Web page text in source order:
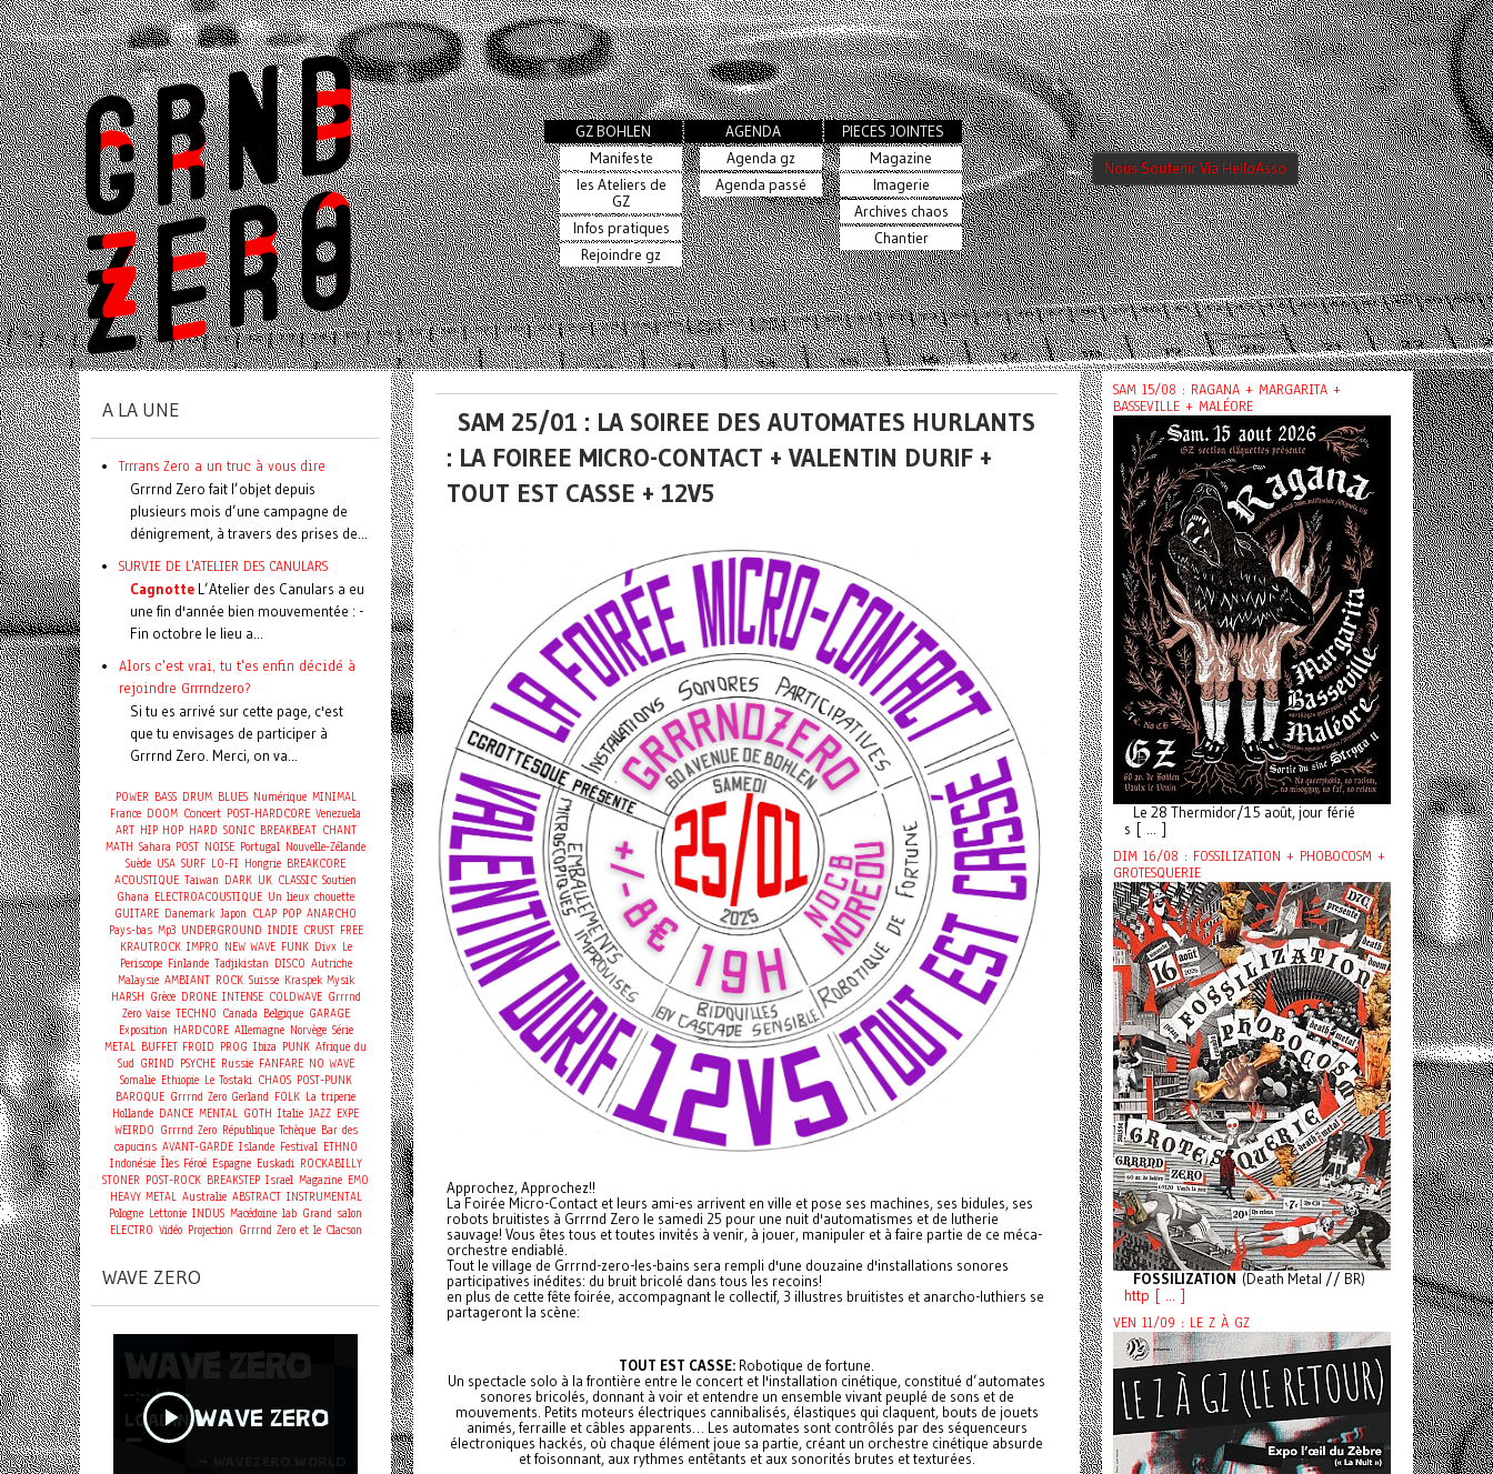
GZ BOHLEN
Manifeste
les Ateliers de
GZ
Infos pratiques
Rejoindre gz
AGENDA
Agenda gz
Agenda passé
PIECES JOINTES
Magazine
Imagerie
Archives chaos
Chantier
Nous Soutenir Via HelloAsso
SAM 25/01 : LA SOIREE DES AUTOMATES HURLANTS
: LA FOIREE MICRO-CONTACT + VALENTIN DURIF +
TOUT EST CASSE + 12V5
Approchez, Approchez!!
La Foirée Micro-Contact et leurs ami-es arrivent en ville et pose ses machines, ses bidules, ses
robots bruitistes à Grrrnd Zero le samedi 25 pour une nuit d'automatismes et de lutherie
sauvage! Vous êtes tous et toutes invités à venir, à jouer, manipuler et à faire partie de ce méca-
orchestre endiablé.
Tout le village de Grrrnd-zero-les-bains sera rempli d'une douzaine d'installations sonores
participatives inédites: du bruit bricolé dans tous les recoins!
en plus de cette fête foirée, accompagnant le collectif, 3 illustres bruitistes et anarcho-luthiers se
partageront la scène:
TOUT EST CASSE: Robotique de fortune.
Un spectacle solo à la frontière entre le concert et l'installation cinétique, constitué d’automates
sonores bricolés, donnant à voir et entendre un ensemble vivant peuplé de sons et de
mouvements. Petits moteurs électriques cannibalisés, élastiques qui claquent, bouts de jouets
animés, ferraille et câbles apparents… Les automates sont contrôlés par des séquenceurs
électroniques hackés, où chaque élément joue sa partie, créant un orchestre cinétique absurde
et foisonnant, aux rythmes entêtants et aux sonorités brutes et texturées.
A LA UNE
Trrrans Zero a un truc à vous dire
Grrrnd Zero fait l’objet depuis
plusieurs mois d’une campagne de
dénigrement, à travers des prises de...
SURVIE DE L'ATELIER DES CANULARS
Cagnotte L’Atelier des Canulars a eu
une fin d'année bien mouvementée : -
Fin octobre le lieu a...
Alors c'est vrai, tu t'es enfin décidé à
rejoindre Grrrndzero?
Si tu es arrivé sur cette page, c'est
que tu envisages de participer à
Grrrnd Zero. Merci, on va...
POWER BASS DRUM BLUES Numérique MINIMAL
France DOOM Concert POST-HARDCORE Venezuela
ART HIP HOP HARD SONIC BREAKBEAT CHANT
MATH Sahara POST NOISE Portugal Nouvelle-Zélande
Suède USA SURF LO-FI Hongrie BREAKCORE
ACOUSTIQUE Taiwan DARK UK CLASSIC Soutien
Ghana ELECTROACOUSTIQUE Un lieux chouette
GUITARE Danemark Japon CLAP POP ANARCHO
Pays-bas Mp3 UNDERGROUND INDIE CRUST FREE
KRAUTROCK IMPRO NEW WAVE FUNK Divx Le
Periscope Finlande Tadjikistan DISCO Autriche
Malaysie AMBIANT ROCK Suisse Kraspek Mysik
HARSH Grèce DRONE INTENSE COLDWAVE Grrrnd
Zero Vaise TECHNO Canada Belgique GARAGE
Exposition HARDCORE Allemagne Norvège Série
METAL BUFFET FROID PROG Ibiza PUNK Afrique du
Sud GRIND PSYCHE Russie FANFARE NO WAVE
Somalie Ethiopie Le Tostaki CHAOS POST-PUNK
BAROQUE Grrrnd Zero Gerland FOLK La triperie
Hollande DANCE MENTAL GOTH Italie JAZZ EXPE
WEIRDO Grrrnd Zero République Tchèque Bar des
capucins AVANT-GARDE Islande Festival ETHNO
Indonésie Îles Féroé Espagne Euskadi ROCKABILLY
STONER POST-ROCK BREAKSTEP Israel Magazine EMO
HEAVY METAL Australie ABSTRACT INSTRUMENTAL
Pologne Lettonie INDUS Macédoine lab Grand salon
ELECTRO Vidéo Projection Grrrnd Zero et le Clacson
WAVE ZERO
SAM 15/08 : RAGANA + MARGARITA +
BASSEVILLE + MALÉORE
Le 28 Thermidor/15 août, jour férié
s [ ... ]
DIM 16/08 : FOSSILIZATION + PHOBOCOSM +
GROTESQUERIE
FOSSILIZATION (Death Metal // BR)
http [ ... ]
VEN 11/09 : LE Z À GZ